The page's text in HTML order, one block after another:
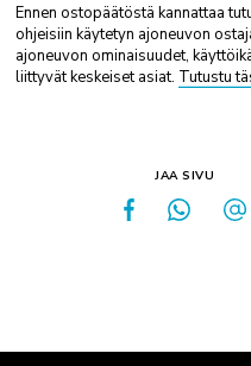
Ennen ostopäätöstä kannattaa
ohjeisiin käytetyn ajoneuvon
ajoneuvon ominaisuudet,
liittyvät keskeiset asiat. Tutustu
JAA SIVU